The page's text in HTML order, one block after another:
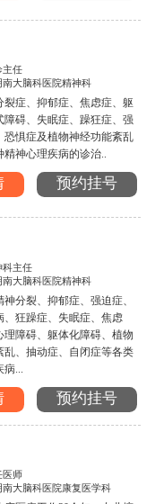
主任
南大脑科医院精神科
裂症、抑郁症、焦虑症、躯
障碍、失眠症、躁狂症、强
恐惧症及植物神经功能紊乱
精神心理疾病的诊治..
预约挂号
科主任
南大脑科医院精神科
神分裂、抑郁症、强迫症、
、狂躁症、失眠症、焦虑
理障碍、躯体化障碍、植物
乱、抽动症、自闭症等各类
...
预约挂号
医师
南大脑科医院康复医学科